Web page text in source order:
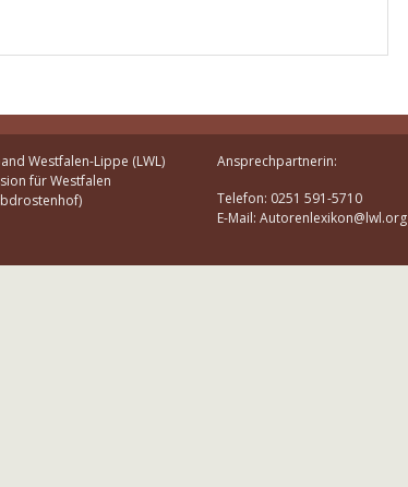
Westfalen-Lippe (LWL)
für Westfalen
Ansprechpartnerin:
Telefon: 0251 591-5710
E-Mail: Autorenlexikon@lwl.org